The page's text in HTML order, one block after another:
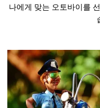
나에게 맞는 오토바이를